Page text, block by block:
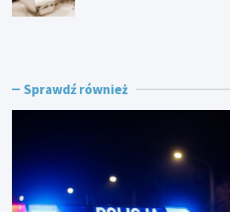
P
j
o
s
ł
Z
ż
w
R
o
Sprawdź również